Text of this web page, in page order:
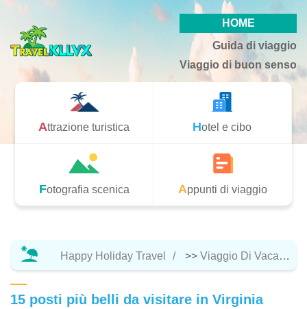
HOME
Guida di viaggio
Viaggio di buon senso
Attrazione turistica Hotel e cibo
Fotografia scenica Appunti di viaggio
Happy Holiday Travel >> Viaggio Di Vacanza
15 posti più belli da visitare in Virginia